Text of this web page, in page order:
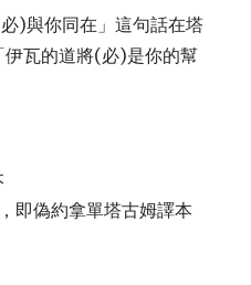
)與你同在」這句話在塔
瓦的道將(必)是你的幫
即偽約拿單塔古姆譯本